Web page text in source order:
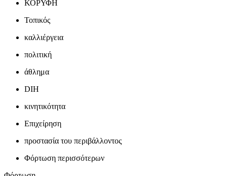
ΚΟΡΥΦΗ
Τοπικός
καλλιέργεια
πολιτική
άθλημα
DIH
κινητικότητα
Επιχείρηση
προστασία του περιβάλλοντος
Φόρτωση περισσότερων